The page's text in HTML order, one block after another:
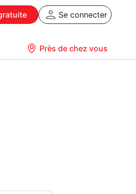
Se connecter
Près de chez vous